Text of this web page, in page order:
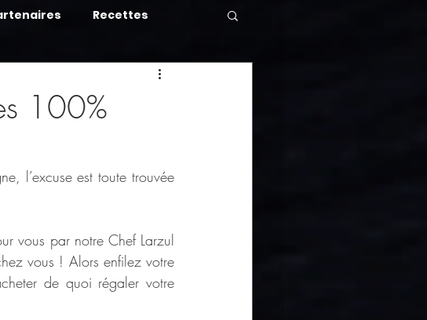
Recettes
100%
l’excuse est toute trouvée
vous par notre Chef Larzul
vous ! Alors enfilez votre
de quoi régaler votre